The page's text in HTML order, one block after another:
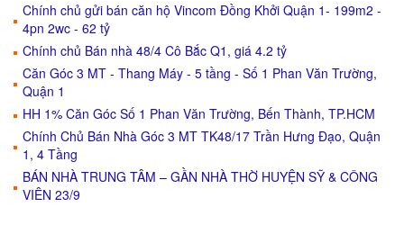
Chính chủ gửi bán căn hộ Vincom Đồng Khởi Quận 1- 199m2 -
4pn 2wc - 62 tỷ
Chính chủ Bán nhà 48/4 Cô Bắc Q1, giá 4.2 tỷ
Căn Góc 3 MT - Thang Máy - 5 tầng - Số 1 Phan Văn Trường,
Quận 1
HH 1% Căn Góc Số 1 Phan Văn Trường, Bến Thành, TP.HCM
Chính Chủ Bán Nhà Góc 3 MT TK48/17 Trần Hưng Đạo, Quận
1, 4 Tầng
BÁN NHÀ TRUNG TÂM – GẦN NHÀ THỜ HUYỆN SỸ & CÔNG
VIÊN 23/9